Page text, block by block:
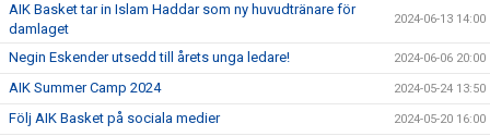
AIK Basket tar in Islam Haddar som ny huvudtränare för
damlaget
2024-06-13 14:00
Negin Eskender utsedd till årets unga ledare! 2024-06-06 20:00
AIK Summer Camp 2024 2024-05-24 13:50
Följ AIK Basket på sociala medier 2024-05-20 16:00